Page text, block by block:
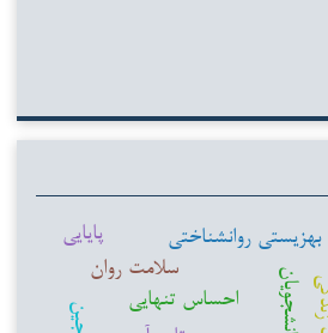
دانشجویان
بهزیستی روانشناختی
احساس تنهایی
سلامت روان
پایایی